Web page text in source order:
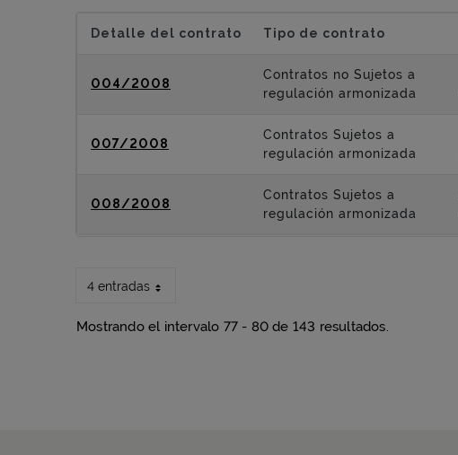
Detalle del contrato Tipo de contrato
004/2008
Contratos no Sujetos a
regulación armonizada
007/2008
Contratos Sujetos a
regulación armonizada
008/2008
Contratos Sujetos a
regulación armonizada
4 entradas
Mostrando el intervalo 77 - 80 de 143 resultados.